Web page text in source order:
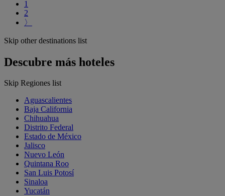
1
2
〉
Skip other destinations list
Descubre más hoteles
Skip Regiones list
Aguascalientes
Baja California
Chihuahua
Distrito Federal
Estado de México
Jalisco
Nuevo León
Quintana Roo
San Luis Potosí
Sinaloa
Yucatán